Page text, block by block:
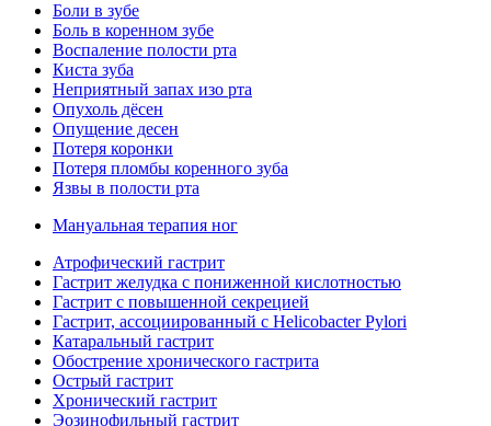
Боли в зубе
Боль в коренном зубе
Воспаление полости рта
Киста зуба
Неприятный запах изо рта
Опухоль дёсен
Опущение десен
Потеря коронки
Потеря пломбы коренного зуба
Язвы в полости рта
Мануальная терапия ног
Атрофический гастрит
Гастрит желудка с пониженной кислотностью
Гастрит с повышенной секрецией
Гастрит, ассоциированный с Helicobacter Pylori
Катаральный гастрит
Обострение хронического гастрита
Острый гастрит
Хронический гастрит
Эозинофильный гастрит